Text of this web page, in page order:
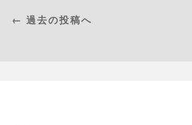
← 過去の投稿へ